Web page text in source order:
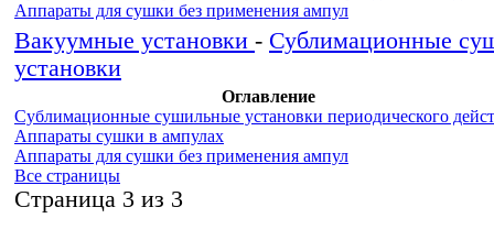
Аппараты для сушки без применения ампул
Вакуумные установки - Сублимационные
установки
Оглавление
Сублимационные сушильные установки периодического
Аппараты сушки в ампулах
Аппараты для сушки без применения ампул
Все страницы
Cтраница 3 из 3